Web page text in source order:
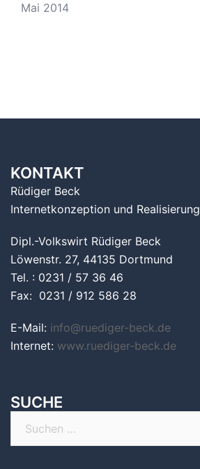
Mai 2014
KONTAKT
Rüdiger Beck
Internetkonzeption und Realisierung
Dipl.-Volkswirt Rüdiger Beck
Löwenstr. 27, 44135 Dortmund
Tel. : 0231 / 57 36 46
Fax: 0231 / 912 586 28
E-Mail: info@ruediger-beck.de
Internet: www.ruediger-beck.de
SUCHE